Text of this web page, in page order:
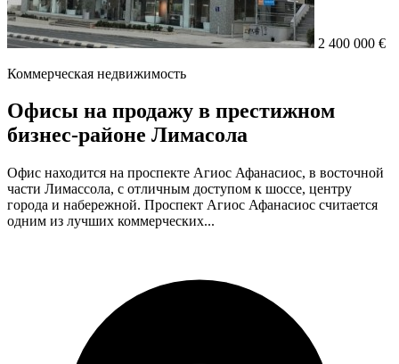
2 400 000 €
Коммерческая недвижимость
Офисы на продажу в престижном
бизнес-районе Лимасола
Офис находится на проспекте Агиос Афанасиос, в восточной
части Лимассола, с отличным доступом к шоссе, центру
города и набережной. Проспект Агиос Афанасиос считается
одним из лучших коммерческих...